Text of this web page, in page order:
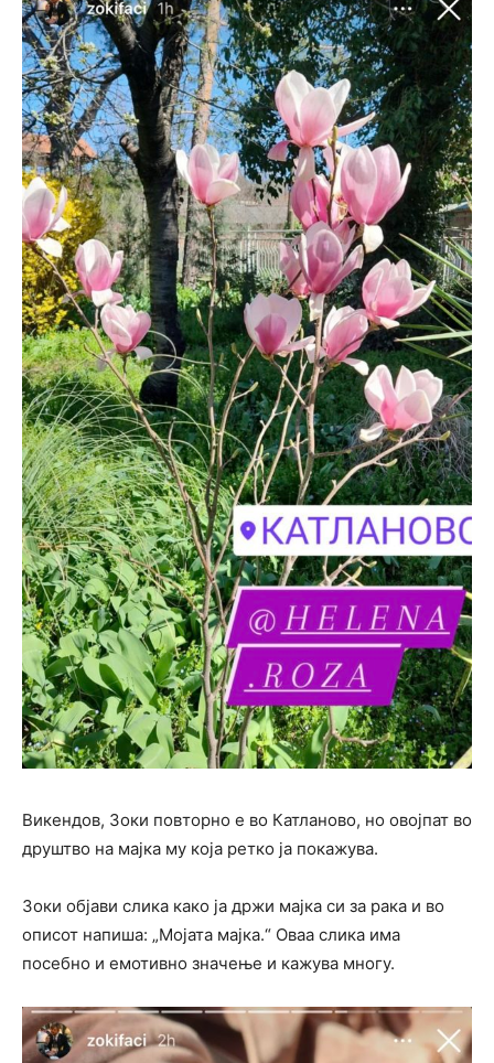
Викендов, Зоки повторно е во Катланово, но овојпат во
друштво на мајка му која ретко ја покажува.
Зоки објави слика како ја држи мајка си за рака и во
описот напиша: „Мојата мајка.“ Оваа слика има
посебно и емотивно значење и кажува многу.